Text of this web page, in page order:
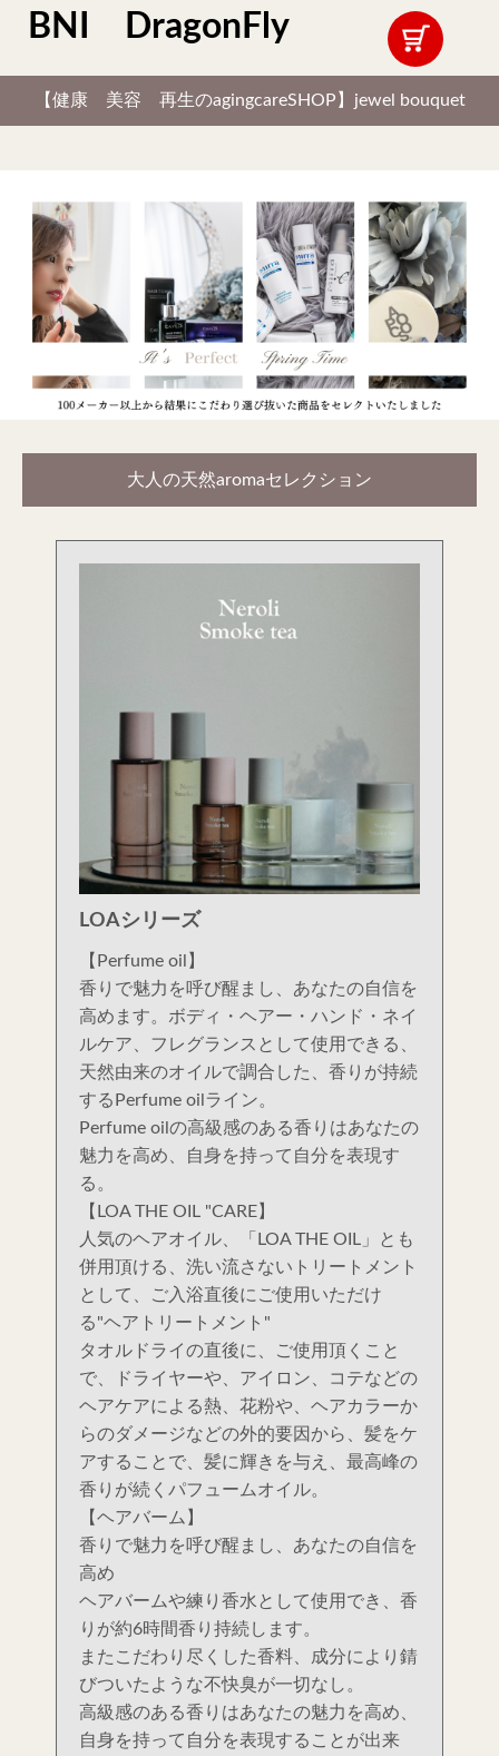
BNI DragonFly
【健康 美容 再生のagingcareSHOP】jewel bouquet
大人の天然aromaセレクション
LOAシリーズ
【Perfume oil】
香りで魅力を呼び醒まし、あなたの自信を
高めます。ボディ・ヘアー・ハンド・ネイ
ルケア、フレグランスとして使用できる、
天然由来のオイルで調合した、香りが持続
するPerfume oilライン。
Perfume oilの高級感のある香りはあなたの
魅力を高め、自身を持って自分を表現す
る。
【LOA THE OIL "CARE】
人気のヘアオイル、「LOA THE OIL」とも
併用頂ける、洗い流さないトリートメント
として、ご入浴直後にご使用いただけ
る"ヘアトリートメント"
タオルドライの直後に、ご使用頂くこと
で、ドライヤーや、アイロン、コテなどの
ヘアケアによる熱、花粉や、ヘアカラーか
らのダメージなどの外的要因から、髪をケ
アすることで、髪に輝きを与え、最高峰の
香りが続くパフュームオイル。
【ヘアバーム】
香りで魅力を呼び醒まし、あなたの自信を
高め
ヘアバームや練り香水として使用でき、香
りが約6時間香り持続します。
またこだわり尽くした香料、成分により錆
びついたような不快臭が一切なし。
高級感のある香りはあなたの魅力を高め、
自身を持って自分を表現することが出来